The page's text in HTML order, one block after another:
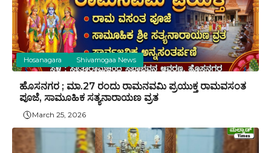
Hosanagara Shivamogaa News
ಹೊಸನಗರ ; ಮಾ.27 ರಂದು ರಾಮನವಮಿ ಪ್ರಯುಕ್ತ ರಾಮವಸಂತ
ಪೂಜೆ, ಸಾಮೂಹಿಕ ಸತ್ಯನಾರಾಯಣ ವ್ರತ
March 25, 2026